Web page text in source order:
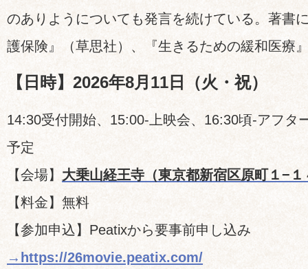
のありようについても発言を続けている。著書
護保険』（草思社）、『生きるための緩和医療
【日時】2026年8月11日（火・祝）
14:30受付開始、15:00-上映会、16:30頃-アフタ
予定
【会場】 大乗山経王寺（東京都新宿区原町１−１
【料金】無料
【参加申込】Peatixから要事前申し込み
→https://26movie.peatix.com/